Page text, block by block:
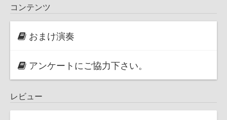
コンテンツ
おまけ演奏
アンケートにご協力下さい。
レビュー